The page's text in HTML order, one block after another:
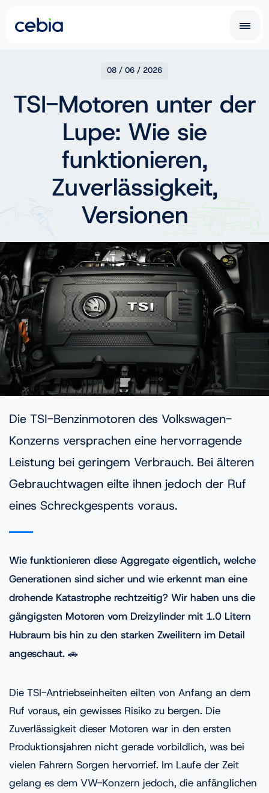
CZ
EN DE
RO UA
NL PL
08 / 06 / 2026
TSI-Motoren unter der
Lupe: Wie sie
funktionieren,
Zuverlässigkeit,
Versionen
Die TSI-Benzinmotoren des Volkswagen-
Konzerns versprachen eine hervorragende
Leistung bei geringem Verbrauch. Bei älteren
Gebrauchtwagen eilte ihnen jedoch der Ruf
eines Schreckgespents voraus.
Wie funktionieren diese Aggregate eigentlich, welche
Generationen sind sicher und wie erkennt man eine
drohende Katastrophe rechtzeitig? Wir haben uns die
gängigsten Motoren vom Dreizylinder mit 1.0 Litern
Hubraum bis hin zu den starken Zweilitern im Detail
angeschaut. 🚗
Die TSI-Antriebseinheiten eilten von Anfang an dem
Ruf voraus, ein gewisses Risiko zu bergen. Die
Zuverlässigkeit dieser Motoren war in den ersten
Produktionsjahren nicht gerade vorbildlich, was bei
vielen Fahrern Sorgen hervorrief. Im Laufe der Zeit
gelang es dem VW-Konzern jedoch, die anfänglichen